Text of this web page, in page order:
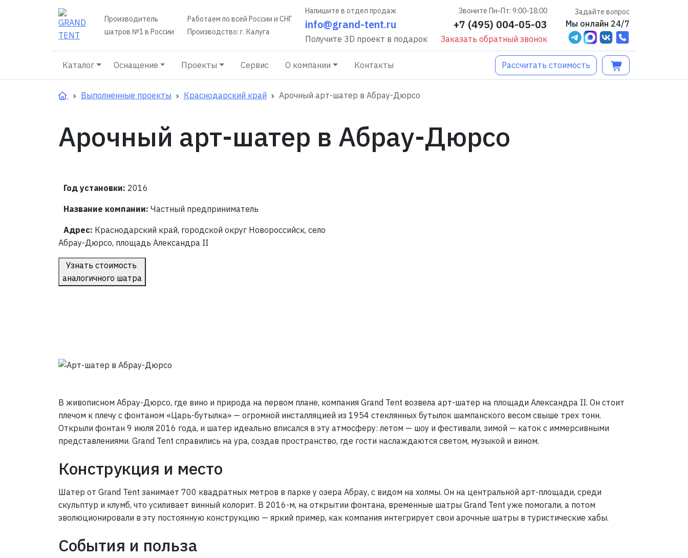
Производитель
шатров №1 в России
Работаем по всей России и СНГ
Производство: г. Калуга
Напишите в отдел продаж
info@grand-tent.ru
Получите 3D проект в подарок
Звоните Пн-Пт: 9:00-18:00
+7 (495) 004-05-03
Заказать обратный звонок
Задайте вопрос
Мы онлайн 24/7
Каталог Оснащение Проекты Сервис О компании Контакты Рассчитать стоимость
Выполненные проекты Краснодарский край Арочный арт-шатер в Абрау-Дюрсо
Арочный арт-шатер в Абрау-Дюрсо
Год установки: 2016
Название компании: Частный предприниматель
Адрес: Краснодарский край, городской округ Новороссийск, село
Абрау-Дюрсо, площадь Александра II
Узнать стоимость
аналогичного шатра
Предыдущее фото
В живописном Абрау-Дюрсо, где вино и природа на первом плане, компания Grand Tent возвела арт-шатер на площади Александра II. Он стоит
плечом к плечу с фонтаном «Царь-бутылка» — огромной инсталляцией из 1954 стеклянных бутылок шампанского весом свыше трех тонн.
Открыли фонтан 9 июля 2016 года, и шатер идеально вписался в эту атмосферу: летом — шоу и фестивали, зимой — каток с иммерсивными
представлениями. Grand Tent справились на ура, создав пространство, где гости наслаждаются светом, музыкой и вином.
Конструкция и место
Шатер от Grand Tent занимает 700 квадратных метров в парке у озера Абрау, с видом на холмы. Он на центральной арт-площади, среди
скульптур и клумб, что усиливает винный колорит. В 2016-м, на открытии фонтана, временные шатры Grand Tent уже помогали, а потом
эволюционировали в эту постоянную конструкцию — яркий пример, как компания интегрирует свои арочные шатры в туристические хабы.
События и польза